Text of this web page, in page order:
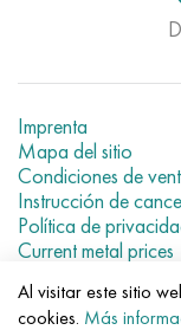
Imprenta
Mapa del sitio
Condiciones de
Instrucción de
Política de
Current metal prices
© 2007–2026
El uso de los
Al visitar este sitio
cookies. Más
Hastelloy b3
hastelloy c4
hastelloy c22
Tubería resistente a
38XA, 37Cr4, AISI
40G, 40Mn4, AISI
38XM, 42CrMo4,
40ХН, 36NiCr6,